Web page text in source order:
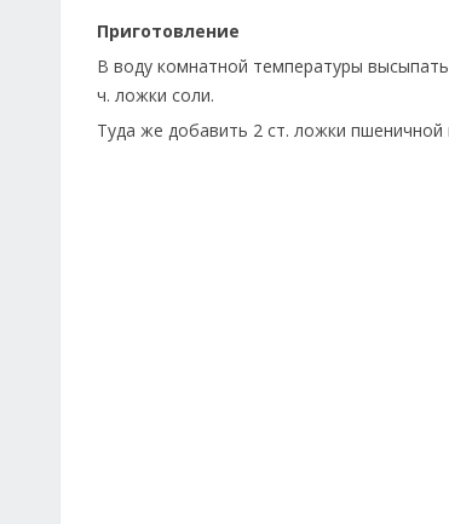
Приготовление
В воду комнатной температуры
ч. ложки соли.
Туда же добавить 2 ст. ложки